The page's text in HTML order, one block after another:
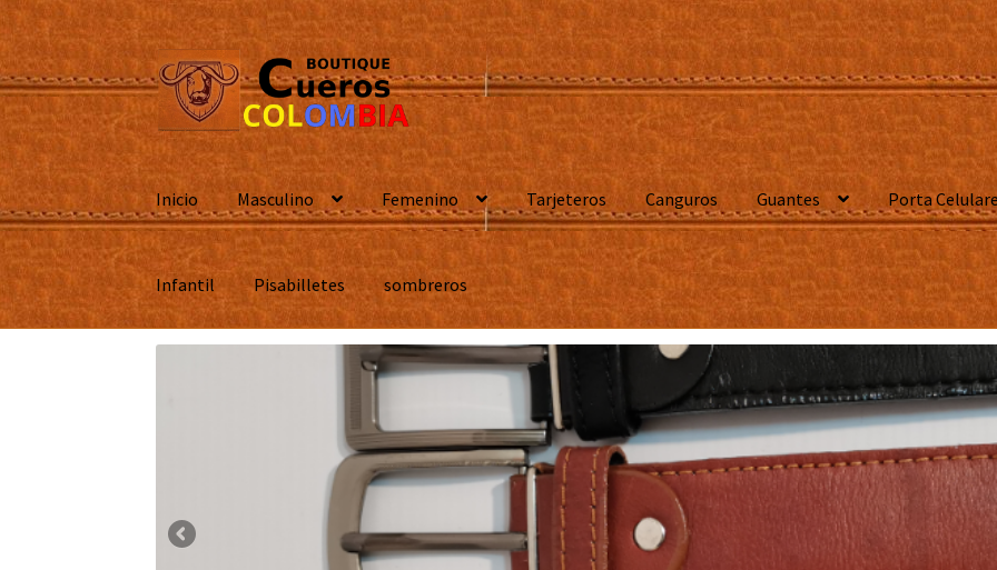
Ir
a
la
navegación
Ir
al
contenido
Inicio Masculino Femenino Tarjeteros Canguros Guantes Porta
Infantil Pisabilletes sombreros